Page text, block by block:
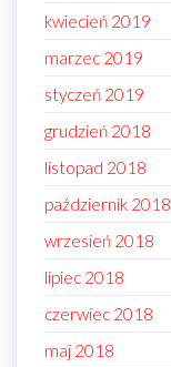
kwiecień 2019
marzec 2019
styczeń 2019
grudzień 2018
listopad 2018
październik 2018
wrzesień 2018
lipiec 2018
czerwiec 2018
maj 2018